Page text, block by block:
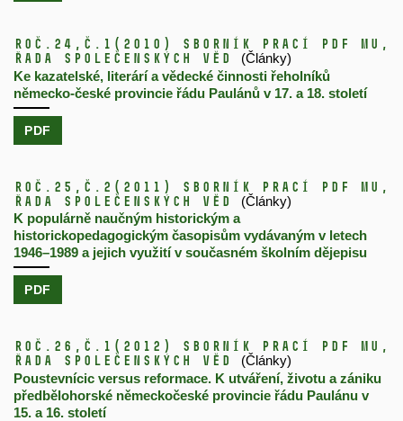
Roč.24, č.1 (2010)
Sborník prací PdF MU,
řada společenských věd
(Články)
Ke kazatelské, literárí a vědecké činnosti řeholníků
německo-české provincie řádu Paulánů v 17. a 18. století
PDF
Roč.25, č.2 (2011)
Sborník prací PdF MU,
řada společenských věd
(Články)
K populárně naučným historickým a
historickopedagogickým časopisům vydávaným v letech
1946–1989 a jejich využití v současném školním dějepisu
PDF
Roč.26, č.1 (2012)
Sborník prací PdF MU,
řada společenských věd
(Články)
Poustevnícic versus reformace. K utváření, životu a zániku
předbělohorské německočeské provincie řádu Paulánu v
15. a 16. století